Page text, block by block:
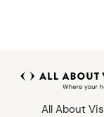
Chấn
Triệu chứng
Khám Mắt
Kiểm Tra
Kính Râm
Đồ họa thông
Podcast
Nguồn
All About